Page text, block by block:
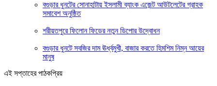
বগুড়ার ধুনটের সোনাহাটায় ইসলামী ব্যাংক এজেন্ট আউটলেটের গ্রাহক
সমাবেশ অনুষ্ঠিত
শরীয়তপুরে ফিলোন ফিডের নতুন ডিপোর উদ্বোধন
বগুড়ার ধুনটে সবজির দাম ঊর্ধ্বমুখী, বাজার করতে হিমশিম নিম্ন আয়ের
মানুষ
এই সপ্তাহের পাঠকপ্রিয়